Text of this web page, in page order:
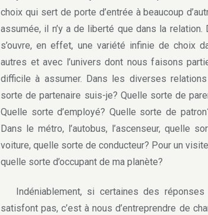
choix qui sert de porte d’entrée à beaucoup
assumée, il n’y a de liberté que dans la
s’ouvre, en effet, une variété infinie de choix
autres et avec l’univers dont nous faisons
difficile à assumer. Dans les diverses
sorte de partenaire suis-je? Quelle sorte de
Quelle sorte d’employé? Quelle sorte de
Dans le métro, l’autobus, l’ascenseur, quelle
voiture, quelle sorte de conducteur? Pour un
quelle sorte d’occupant de ma planète?
Indéniablement, si certaines des
satisfont pas, c’est à nous d’entreprendre de